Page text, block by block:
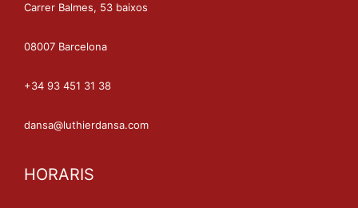
Carrer Balmes, 53 baixos
08007 Barcelona
+34 93 451 31 38
dansa@luthierdansa.com
HORARIS